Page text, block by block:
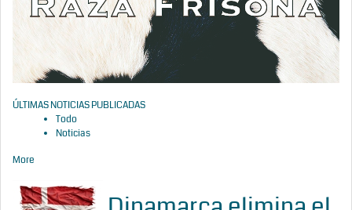
ÚLTIMAS NOTICIAS PUBLICADAS
Todo
Noticias
More